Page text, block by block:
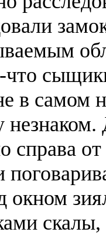
в самом
незнаком.
справа
окном
скалы,